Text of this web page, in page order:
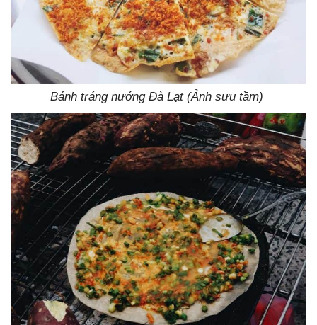
Bánh tráng nướng Đà Lạt (Ảnh sưu tầm)